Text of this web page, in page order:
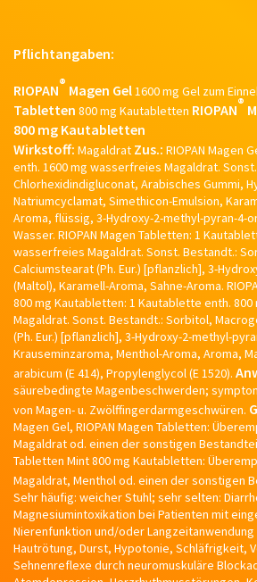
Pflichtangaben:
RIOPAN® Magen Gel1600 mg Gel zum
Tabletten 800 mg Kautabletten RIOPAN®
800 mg Kautabletten
Wirkstoff: Magaldrat Zus.: RIOPAN Magen
enth. 1600 mg wasserfreies Magaldrat.
Chlorhexidindigluconat, Arabisches Gummi,
Natriumcyclamat, Simethicon-Emulsion,
Aroma, flüssig, 3-Hydroxy-2-methyl-pyran-4-
Wasser. RIOPAN Magen Tabletten: 1
wasserfreies Magaldrat. Sonst. Bestandt.:
Calciumstearat (Ph. Eur.) [pflanzlich], 3-
(Maltol), Karamell-Aroma, Sahne-Aroma.
800 mg Kautabletten: 1 Kautablette enth.
Magaldrat. Sonst. Bestandt.: Sorbitol,
(Ph. Eur.) [pflanzlich], 3-Hydroxy-2-methyl-
Krauseminzaroma, Menthol-Aroma, Aroma,
arabicum (E 414), Propylenglycol (E 1520).
säurebedingte Magenbeschwerden;
von Magen- u. Zwölffingerdarmgeschwüren.
Magen Gel, RIOPAN Magen Tabletten:
Magaldrat od. einen der sonstigen
Tabletten Mint 800 mg Kautabletten:
Magaldrat, Menthol od. einen der sonstigen
Sehr häufig: weicher Stuhl; sehr selten:
Magnesiumintoxikation bei Patienten mit
Nierenfunktion und/oder Langzeitanwendung
Hautrötung, Durst, Hypotonie, Schläfrigkeit,
Sehnenreflexe durch neuromuskuläre